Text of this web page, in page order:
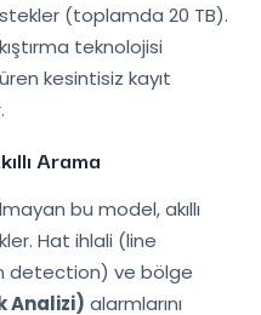
(toplamda 20 TB).
teknolojisi
kesintisiz kayıt
Arama
bu model, akıllı
Hat ihlali (line
detection) ve bölge
Analizi) alarmlarını